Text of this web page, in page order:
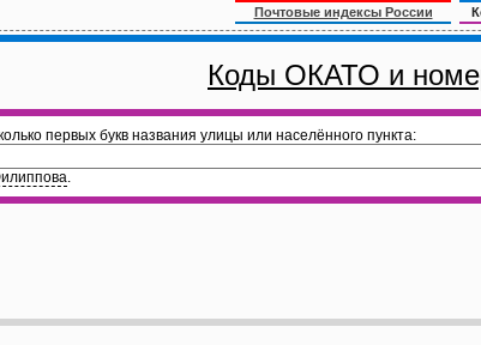
Почтовые индексы России
Коды ОКАТО и
первых букв названия улицы или населённого пункта:
.